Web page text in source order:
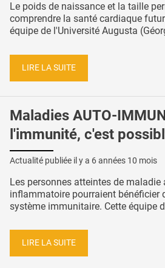
Le poids de naissance et la taille
comprendre la santé cardiaque
équipe de l'Université Augusta
LIRE LA SUITE
Maladies AUTO-
l'immunité, c'est
Actualité publiée il y a 6 années 10 mois
Les personnes atteintes de maladie
inflammatoire pourraient bénéficier
système immunitaire. Cette équipe
LIRE LA SUITE